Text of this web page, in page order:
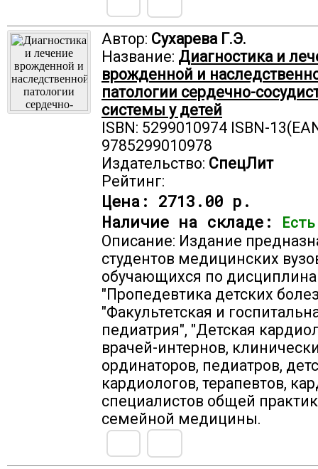
Автор: Сухарева Г.Э.
Название: Диагностика и
врожденной и
патологии сердечно-
системы у детей
ISBN: 5299010974 ISBN-
9785299010978
Издательство: СпецЛит
Рейтинг:
Цена: 2713.00 р.
Наличие на складе:
Описание: Издание
студентов медицинских
обучающихся по
"Пропедевтика детских
"Факультетская и
педиатрия", "Детская
врачей-интернов,
ординаторов, педиатров,
кардиологов, терапевтов,
специалистов общей
семейной медицины.